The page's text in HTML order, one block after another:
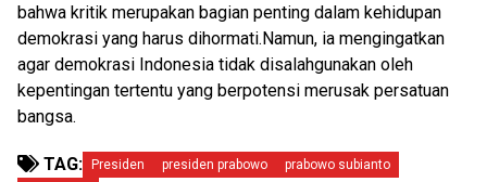
bahwa kritik merupakan bagian penting dalam kehidupan
demokrasi yang harus dihormati.Namun, ia mengingatkan
agar demokrasi Indonesia tidak disalahgunakan oleh
kepentingan tertentu yang berpotensi merusak persatuan
bangsa.
TAG: Presiden presiden prabowo
prabowo subianto